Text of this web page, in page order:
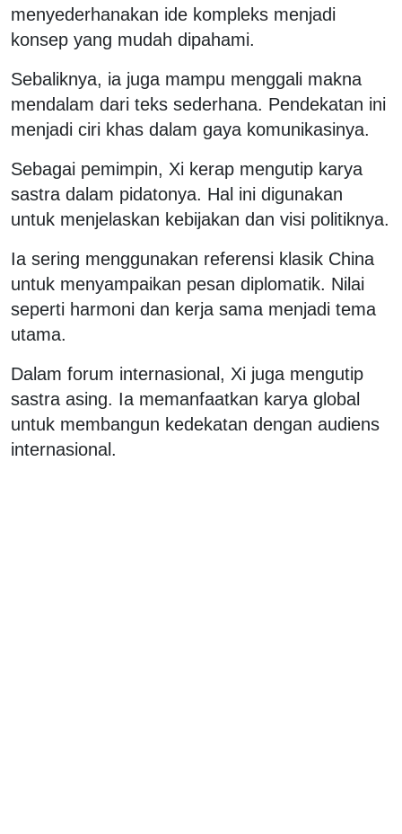
menyederhanakan ide kompleks menjadi
konsep yang mudah dipahami.
Sebaliknya, ia juga mampu menggali makna
mendalam dari teks sederhana. Pendekatan ini
menjadi ciri khas dalam gaya komunikasinya.
Sebagai pemimpin, Xi kerap mengutip karya
sastra dalam pidatonya. Hal ini digunakan
untuk menjelaskan kebijakan dan visi politiknya.
Ia sering menggunakan referensi klasik China
untuk menyampaikan pesan diplomatik. Nilai
seperti harmoni dan kerja sama menjadi tema
utama.
Dalam forum internasional, Xi juga mengutip
sastra asing. Ia memanfaatkan karya global
untuk membangun kedekatan dengan audiens
internasional.